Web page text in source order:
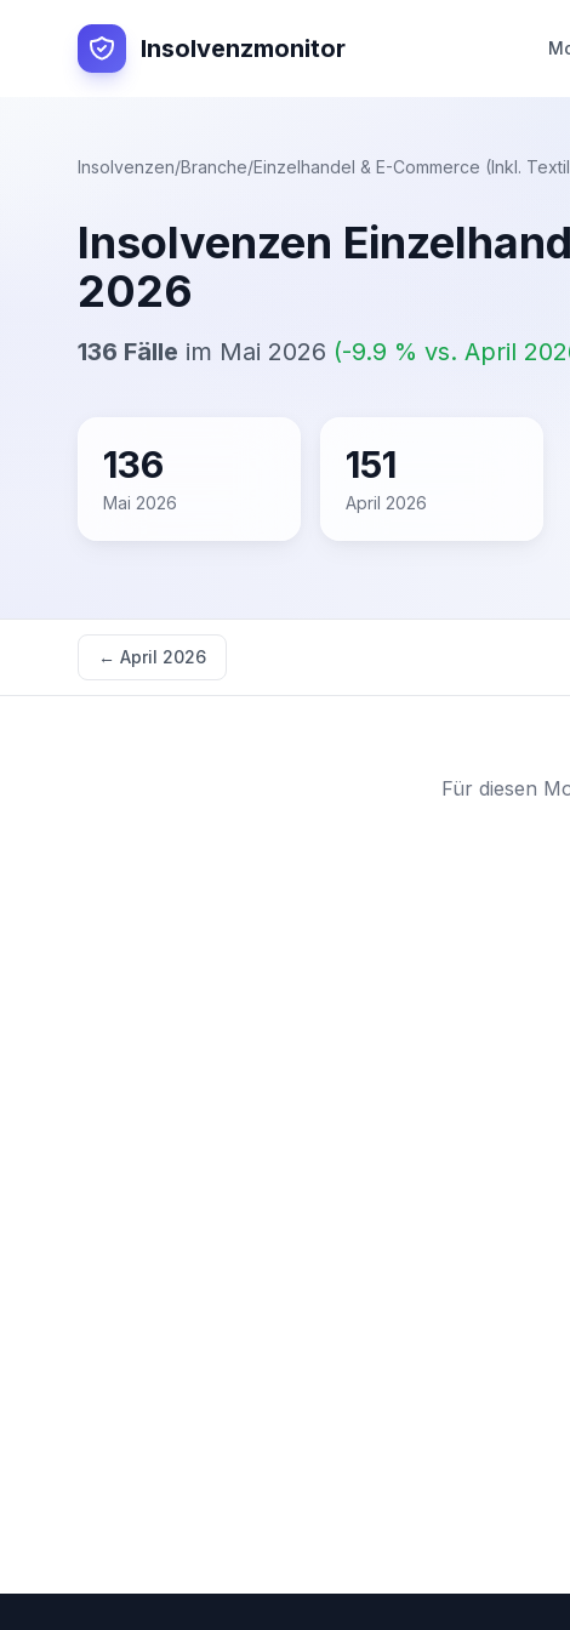
Insolvenzmonitor
Insolvenzen/Branche/Einzelhandel & E-Commerce (Inkl.
Insolvenzen
2026
136 Fälle im Mai 2026 (-9.9 % vs. April
136
Mai 2026
151
April 2026
← April 2026
Für diesen